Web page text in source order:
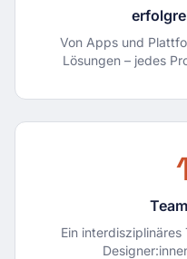
Von Apps und
Lösungen – jedes
Ein interdisziplinäres